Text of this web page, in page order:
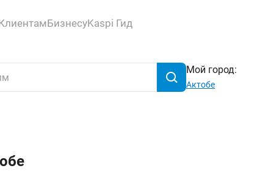
БизнесуKaspi Гид
Мой город:
Актобе